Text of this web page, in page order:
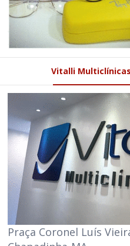
Vitalli
Praça Coronel Luís